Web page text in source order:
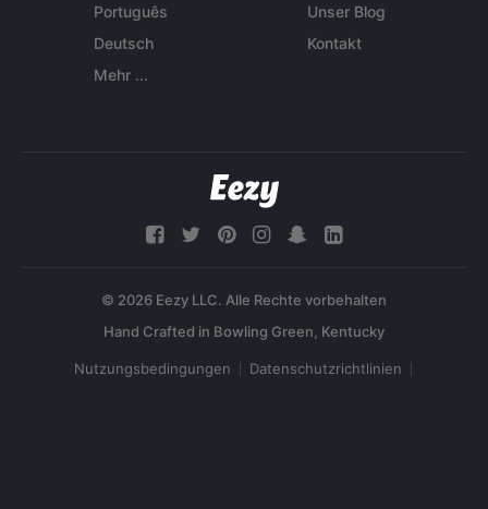
Português
Deutsch
Mehr ...
Unser Blog
Kontakt
© 2026 Eezy LLC. Alle Rechte vorbehalten
Nutzungsbedingungen Datenschutzrichtlinien